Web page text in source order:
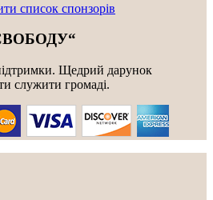
список спонзорів
Щедрий дарунок
служити громаді.